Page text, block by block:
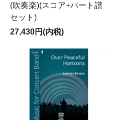
(吹奏楽)(スコア+パート譜
セット)
27,430円(内税)